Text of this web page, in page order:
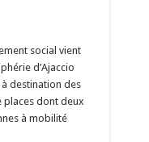
social vient
d’Ajaccio
destination des
places dont deux
à mobilité